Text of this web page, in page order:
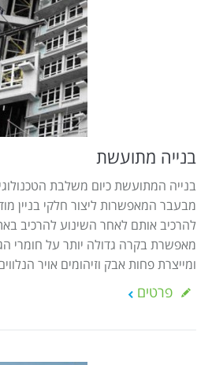
בנייה מתועשת
בנייה המתועשת כיום משלבת
מבעבר המאפשרות ליצור חלקי בניין
להרכיב אותם לאחר השינוע להרכיב
מאפשרת בקרה גדולה יותר על חומרי
ומייצרת פחות אבק וזיהומים אויר
פרטים